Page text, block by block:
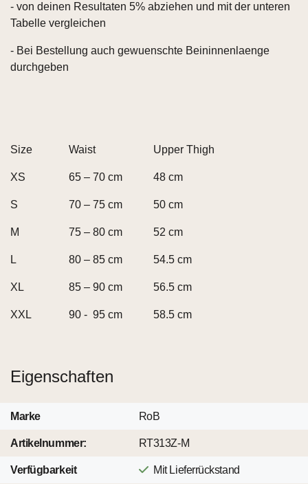
- von deinen Resultaten 5% abziehen und mit der unteren
Tabelle vergleichen
- Bei Bestellung auch gewuenschte Beininnenlaenge
durchgeben
Size Waist Upper Thigh
XS 65 – 70 cm 48 cm
S 70 – 75 cm 50 cm
M 75 – 80 cm 52 cm
L 80 – 85 cm 54.5 cm
XL 85 – 90 cm 56.5 cm
XXL 90 - 95 cm 58.5 cm
Eigenschaften
Marke RoB
Artikelnummer: RT313Z-M
Verfügbarkeit Mit Lieferrückstand